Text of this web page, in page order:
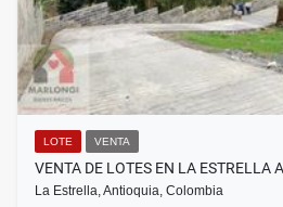
LOTE VENTA
VENTA DE LOTES EN LA ESTRELLA
La Estrella, Antioquia, Colombia